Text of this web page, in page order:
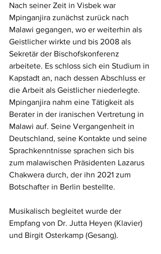
Nach seiner Zeit in Visbek war
Mpinganjira zunächst zurück nach
Malawi gegangen, wo er weiterhin als
Geistlicher wirkte und bis 2008 als
Sekretär der Bischofskonferenz
arbeitete. Es schloss sich ein Studium in
Kapstadt an, nach dessen Abschluss er
die Arbeit als Geistlicher niederlegte.
Mpinganjira nahm eine Tätigkeit als
Berater in der iranischen Vertretung in
Malawi auf. Seine Vergangenheit in
Deutschland, seine Kontakte und seine
Sprachkenntnisse sprachen sich bis
zum malawischen Präsidenten Lazarus
Chakwera durch, der ihn 2021 zum
Botschafter in Berlin bestellte.
Musikalisch begleitet wurde der
Empfang von Dr. Jutta Heyen (Klavier)
und Birgit Osterkamp (Gesang).